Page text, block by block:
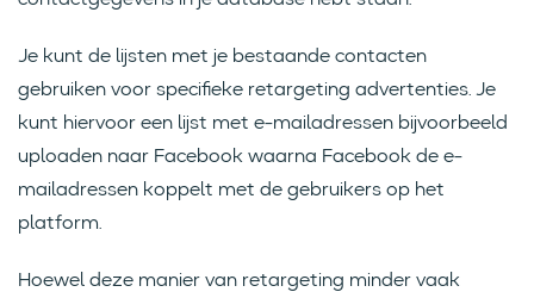
Je kunt de lijsten met je bestaande contacten
gebruiken voor specifieke retargeting advertenties. Je
kunt hiervoor een lijst met e-mailadressen bijvoorbeeld
uploaden naar Facebook waarna Facebook de e-
mailadressen koppelt met de gebruikers op het
platform.
Hoewel deze manier van retargeting minder vaak